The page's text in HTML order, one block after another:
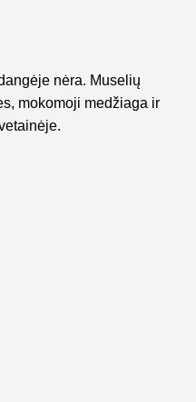
nėra. Muselių
mokomoji medžiaga ir